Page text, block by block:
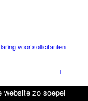
voor sollicitanten
website zo soepel